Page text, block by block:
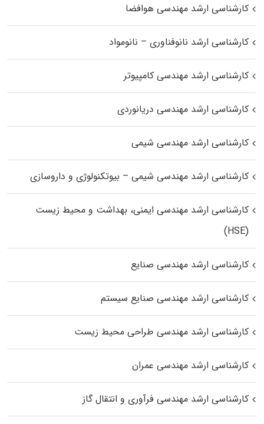
کارشناسی ارشد مهندسی هوافضا
کارشناسی ارشد نانوفناوری – نانومواد
کارشناسی ارشد مهندسی کامپیوتر
کارشناسی ارشد مهندسی دریانوردی
کارشناسی ارشد مهندسی شیمی
کارشناسی ارشد مهندسی شیمی – بیوتکنولوژی و داروسازی
کارشناسی ارشد مهندسی ایمنی، بهداشت و محیط زیست
(HSE)
کارشناسی ارشد مهندسی صنایع
کارشناسی ارشد مهندسی صنایع سیستم
کارشناسی ارشد مهندسی طراحی محیط زیست
کارشناسی ارشد مهندسی عمران
کارشناسی ارشد مهندسی فرآوری و انتقال گاز